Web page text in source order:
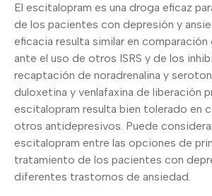
El escitalopram es una droga eficaz
de los pacientes con depresión y
eficacia resulta similar en
ante el uso de otros ISRS y de los
recaptación de noradrenalina y
duloxetina y venlafaxina de liberación
escitalopram resulta bien tolerado en
otros antidepresivos. Puede
escitalopram entre las opciones de
tratamiento de los pacientes con
diferentes trastornos de ansiedad.